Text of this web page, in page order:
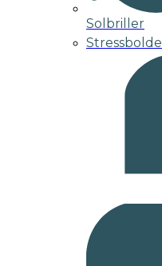
Solbriller
Stressbolde